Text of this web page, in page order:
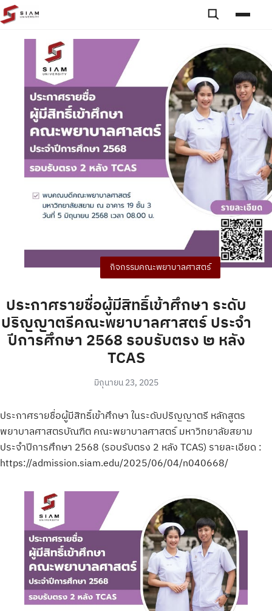
Skip to content
Toggle
กิจกรรมคณะพยาบาลศาสตร์
ประกาศรายชื่อผู้มีสิทธิ์เข้าศึกษา ระดับ
ปริญญาตรีคณะพยาบาลศาสตร์ ประจำ
ปีการศึกษา 2568 รอบรับตรง ๒ หลัง
TCAS
มิถุนายน 23, 2025
ประกาศรายชื่อผู้มีสิทธิ์เข้าศึกษา ในระดับปริญญาตรี หลักสูตร
พยาบาลศาสตรบัณฑิต คณะพยาบาลศาสตร์ มหาวิทยาลัยสยาม
ประจำปีการศึกษา 2568 (รอบรับตรง 2 หลัง TCAS) รายละเอียด :
https://admission.siam.edu/2025/06/04/n040668/